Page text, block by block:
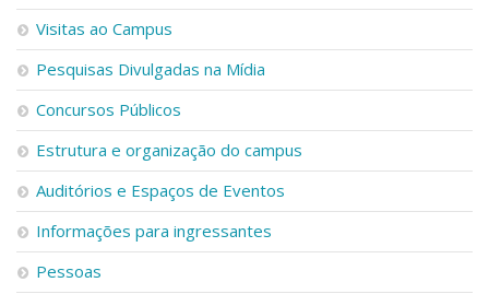
Visitas ao Campus
Pesquisas Divulgadas na Mídia
Concursos Públicos
Estrutura e organização do campus
Auditórios e Espaços de Eventos
Informações para ingressantes
Pessoas